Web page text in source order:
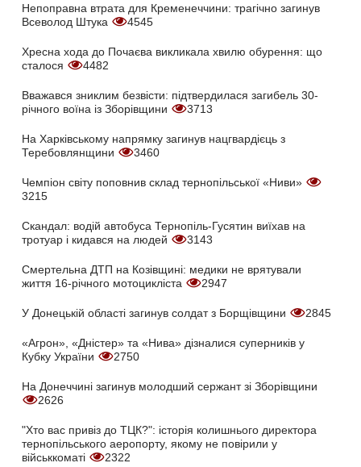
Непоправна втрата для Кременеччини: трагічно загинув
Всеволод Штука
4545
Хресна хода до Почаєва викликала хвилю обурення: що
сталося
4482
Вважався зниклим безвісти: підтвердилася загибель 30-
річного воїна із Зборівщини
3713
На Харківському напрямку загинув нацгвардієць з
Теребовлянщини
3460
Чемпіон світу поповнив склад тернопільської «Ниви»
3215
Скандал: водій автобуса Тернопіль-Гусятин виїхав на
тротуар і кидався на людей
3143
Смертельна ДТП на Козівщині: медики не врятували
життя 16-річного мотоцикліста
2947
У Донецькій області загинув солдат з Борщівщини 2845
«Агрон», «Дністер» та «Нива» дізналися суперників у
Кубку України
2750
На Донеччині загинув молодший сержант зі Зборівщини
2626
"Хто вас привіз до ТЦК?": історія колишнього директора
тернопільського аеропорту, якому не повірили у
військкоматі
2322